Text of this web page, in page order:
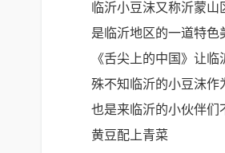
临沂小豆沫又称沂蒙
是临沂地区的一道特色
《舌尖上的中国》让
殊不知临沂的小豆沫作
也是来临沂的小伙伴们
黄豆配上青菜